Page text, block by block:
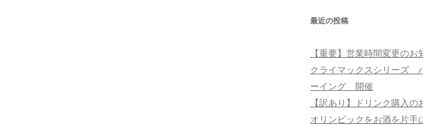
最近の投稿
【重要】営業時間変更のお
クライマックスシリーズ
ーイング 開催
【訳あり】ドリンク購入の
オリンピックをお酒を片手